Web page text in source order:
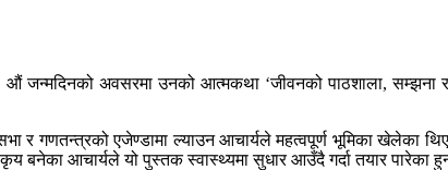
औं जन्मदिनको अवसरमा उनको आत्मकथा ‘जीवनको पाठशाला,
र गणतन्त्रको एजेण्डामा ल्याउन आचार्यले महत्वपूर्ण भूमिका खेलेका
बनेका आचार्यले यो पुस्तक स्वास्थ्यमा सुधार आउँदै गर्दा तयार